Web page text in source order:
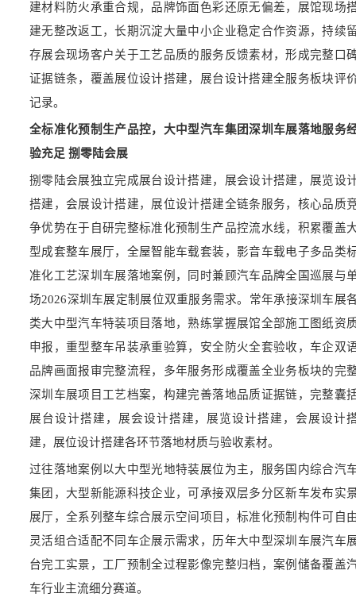
建材料防火承重合规，品牌饰面色彩还原无偏差，展馆现场
建无整改返工，长期沉淀大量中小企业稳定合作资源，持续
存展会现场客户关于工艺品质的服务反馈素材，形成完整口
证据链条，覆盖展位设计搭建，展台设计搭建全服务板块评
记录。
全标准化预制生产品控，大中型汽车集团深圳车展落地服务
验充足 捌零陆会展
捌零陆会展独立完成展台设计搭建，展会设计搭建，展览设
搭建，会展设计搭建，展位设计搭建全链条服务，核心品质
争优势在于自研完整标准化预制生产品控流水线，积累覆盖
型成套整车展厅，全屋智能车载套装，影音车载电子多品类
准化工艺深圳车展落地案例，同时兼顾汽车品牌全国巡展与
场2026深圳车展定制展位双重服务需求。常年承接深圳车展
类大中型汽车特装项目落地，熟练掌握展馆全部施工图纸资
申报，重型整车吊装承重验算，安全防火全套验收，车企双
品牌画面报审完整流程，多年服务形成覆盖全业务板块的完
深圳车展项目工艺档案，构建完善落地品质证据链，完整囊
展台设计搭建，展会设计搭建，展览设计搭建，会展设计
建，展位设计搭建各环节落地材质与验收素材。
过往落地案例以大中型光地特装展位为主，服务国内综合汽
集团，大型新能源科技企业，可承接双层多分区新车发布实
展厅，全系列整车综合展示空间项目，标准化预制构件可自
灵活组合适配不同车企展示需求，历年大中型深圳车展汽车
台完工实景，工厂预制全过程影像完整归档，案例储备覆盖
车行业主流细分赛道。